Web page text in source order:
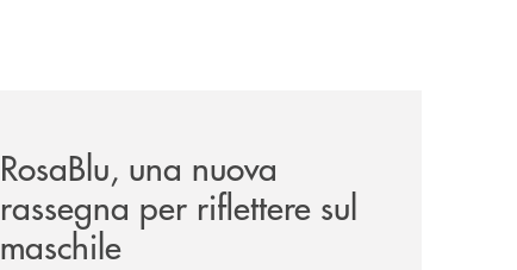
RosaBlu, una nuova
rassegna per riflettere sul
maschile